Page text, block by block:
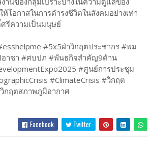
ห้โอกาสในการดำรงชีวิตในสังคมอย่างเท่า
รีความเป็นมนุษย์
#5x5ฝ่าวิกฤตประชากร #พม
อาชา #ศบปภ #พันธกิจสำคัญ9ด้าน
#ศูนย์การประชุม
#ClimateCrisis #วิกฤต
กฤตสภาพภูมิอากาศ
Facebook Twitter